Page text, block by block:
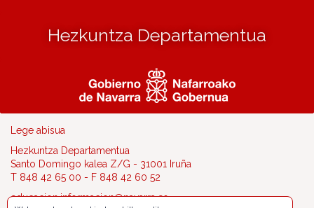
Hezkuntza Departamentua
Lege abisua
Hezkuntza Departamentua
Santo Domingo kalea Z/G - 31001 Iruña
T 848 42 65 00 - F 848 42 60 52
educacion.informacion@navarra.es